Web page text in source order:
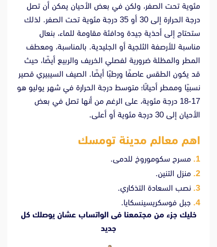
مئوية تحت الصفر، ولكن في بعض الأحيان يمكن أن تصل
درجة الحرارة إلى 30 أو 35 درجة مئوية تحت الصفر. لذلك
ستحتاج إلى أحذية جيدة ودافئة مقاومة للماء، بنعال
مناسبة للأرصفة الثلجية أو الجليدية. بالمناسبة، ومعطف
المطر والمظلة ضرورية لفصلي الخريف والربيع أيضًا، حيث
قد يكون الطقس عاصفًا ورطبًا أيضًا. الصيف السيبيري قصير
نسبيًا وممطر أحيانًا؛ متوسط ​​درجة الحرارة في شهر يوليو هو
17-18 درجة مئوية، على الرغم من أنها تصل في بعض
الأحيان إلى 30 درجة مئوية أو أعلى.
اهم معالم مدينة تومسك
مسرح سكوموروخ للدمى.
منزل التنين.
نصب السعادة التذكاري.
جبل فوسكريسينسكايا.
خليك جزء من مجتمعنا فى الواتساب عشان يوصلك كل
جديد